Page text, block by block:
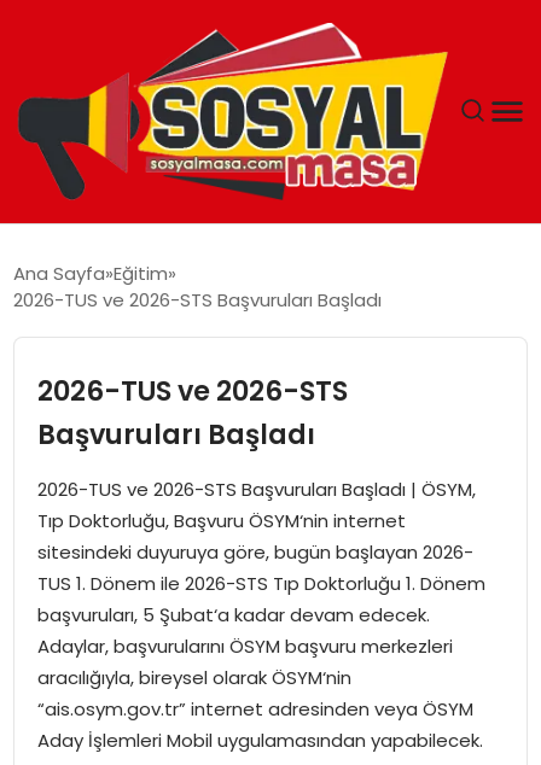
GÜNCEL
TEKNOLOJI
GÜNDEM
MAGAZIN
Ana Sayfa Eğitim
2026-TUS ve 2026-STS Başvuruları Başladı
2026-TUS ve 2026-STS
Başvuruları Başladı
2026-TUS ve 2026-STS Başvuruları Başladı | ÖSYM,
Tıp Doktorluğu, Başvuru ÖSYM‘nin internet
sitesindeki duyuruya göre, bugün başlayan 2026-
TUS 1. Dönem ile 2026-STS Tıp Doktorluğu 1. Dönem
başvuruları, 5 Şubat‘a kadar devam edecek.
Adaylar, başvurularını ÖSYM başvuru merkezleri
aracılığıyla, bireysel olarak ÖSYM‘nin
“ais.osym.gov.tr” internet adresinden veya ÖSYM
Aday İşlemleri Mobil uygulamasından yapabilecek.